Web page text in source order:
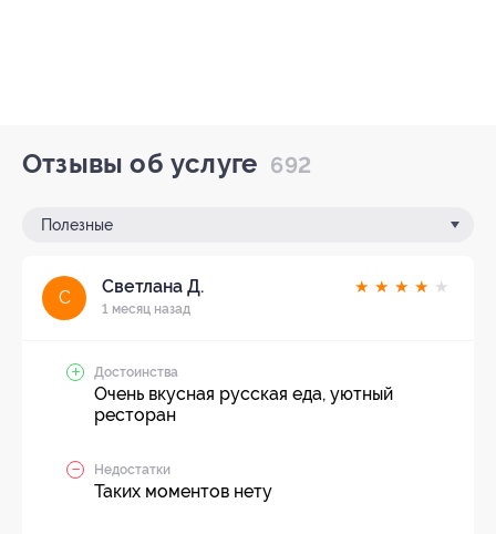
Отзывы об услуге 692
Полезные
С
Светлана Д.
1 месяц назад
★ ★ ★ ★ ★
Достоинства
Очень вкусная русская еда, уютный
ресторан
Недостатки
Таких моментов нету